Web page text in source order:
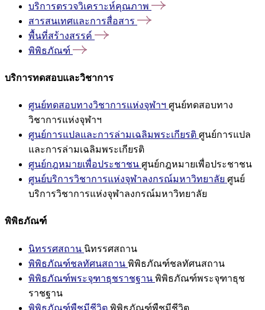
บริการตรวจวิเคราะห์คุณภาพ
สารสนเทศและการสื่อสาร
พื้นที่สร้างสรรค์
พิพิธภัณฑ์
บริการทดสอบและวิชาการ
ศูนย์ทดสอบทางวิชาการแห่งจุฬาฯ ศูนย์ทดสอบทาง
วิชาการแห่งจุฬาฯ
ศูนย์การแปลและการล่ามเฉลิมพระเกียรติ ศูนย์การแปล
และการล่ามเฉลิมพระเกียรติ
ศูนย์กฎหมายเพื่อประชาชน ศูนย์กฎหมายเพื่อประชาชน
ศูนย์บริการวิชาการแห่งจุฬาลงกรณ์มหาวิทยาลัย ศูนย์
บริการวิชาการแห่งจุฬาลงกรณ์มหาวิทยาลัย
พิพิธภัณฑ์
นิทรรศสถาน นิทรรศสถาน
พิพิธภัณฑ์ชลทัศนสถาน พิพิธภัณฑ์ชลทัศนสถาน
พิพิธภัณฑ์พระจุฑาธุชราชฐาน พิพิธภัณฑ์พระจุฑาธุช
ราชฐาน
พิพิธภัณฑ์พืชมีชีวิต พิพิธภัณฑ์พืชมีชีวิต